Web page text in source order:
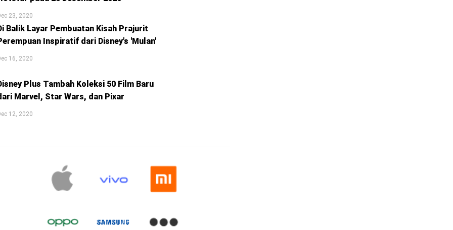
23, 2020
Balik Layar Pembuatan Kisah Prajurit
Inspiratif dari Disney's 'Mulan'
16, 2020
Plus Tambah Koleksi 50 Film Baru
Marvel, Star Wars, dan Pixar
12, 2020